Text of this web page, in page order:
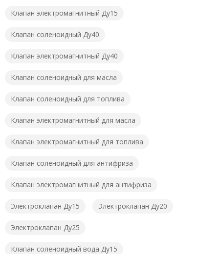
Клапан электромагнитный Ду15
Клапан соленоидный Ду40
Клапан электромагнитный Ду40
Клапан соленоидный для масла
Клапан соленоидный для топлива
Клапан электромагнитный для масла
Клапан электромагнитный для топлива
Клапан соленоидный для антифриза
Клапан электромагнитный для антифриза
Электроклапан Ду15 Электроклапан Ду20
Электроклапан Ду25
Клапан соленоидный вода Ду15